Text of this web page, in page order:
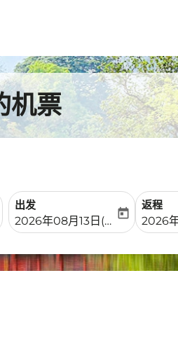
机票
出发
fc-booking-departure-date-
2026年08月13日(周四)
today
返程
fc-
2026